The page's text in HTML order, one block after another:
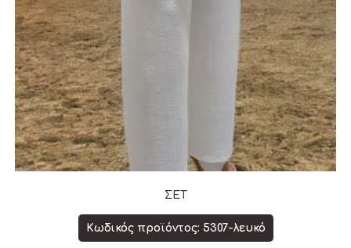
ΣΕΤ
Κωδικός προϊόντος: 5307-λευκό